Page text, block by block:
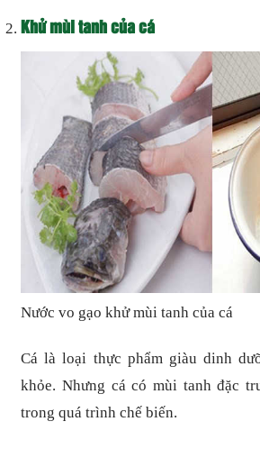
Khử mùi tanh của cá
Nước vo gạo khử mùi tanh của cá
Cá là loại thực phẩm giàu dinh
khỏe. Nhưng cá có mùi tanh đặc
trong quá trình chế biến.